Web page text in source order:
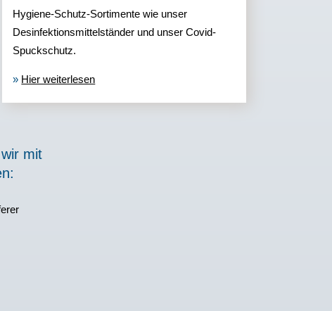
Hygiene-Schutz-Sortimente wie unser
Desinfektionsmittelständer und unser Covid-
Spuckschutz.
» Hier weiterlesen
mit